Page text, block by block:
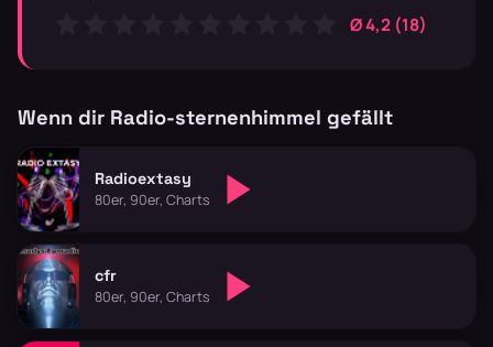
Ø 4,2 (18)
Wenn dir Radio-sternenhimmel gefällt
Radioextasy
80er, 90er, Charts
cfr
80er, 90er, Charts